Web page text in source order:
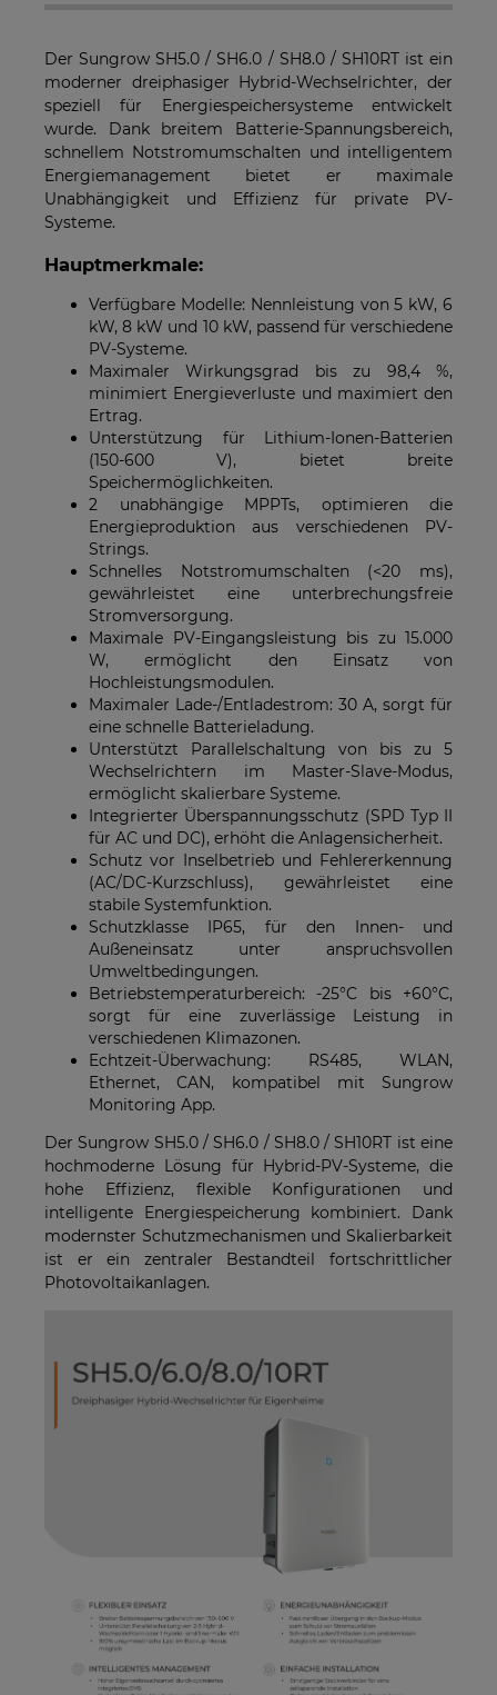
Der Sungrow SH5.0 / SH6.0 / SH8.0 / SH10RT ist ein
moderner dreiphasiger Hybrid-Wechselrichter, der
speziell für Energiespeichersysteme entwickelt
wurde. Dank breitem Batterie-Spannungsbereich,
schnellem Notstromumschalten und intelligentem
Energiemanagement bietet er maximale
Unabhängigkeit und Effizienz für private PV-
Systeme.
Hauptmerkmale:
Verfügbare Modelle: Nennleistung von 5 kW, 6
kW, 8 kW und 10 kW, passend für verschiedene
PV-Systeme.
Maximaler Wirkungsgrad bis zu 98,4 %,
minimiert Energieverluste und maximiert den
Ertrag.
Unterstützung für Lithium-Ionen-Batterien
(150-600 V), bietet breite
Speichermöglichkeiten.
2 unabhängige MPPTs, optimieren die
Energieproduktion aus verschiedenen PV-
Strings.
Schnelles Notstromumschalten (<20 ms),
gewährleistet eine unterbrechungsfreie
Stromversorgung.
Maximale PV-Eingangsleistung bis zu 15.000
W, ermöglicht den Einsatz von
Hochleistungsmodulen.
Maximaler Lade-/Entladestrom: 30 A, sorgt für
eine schnelle Batterieladung.
Unterstützt Parallelschaltung von bis zu 5
Wechselrichtern im Master-Slave-Modus,
ermöglicht skalierbare Systeme.
Integrierter Überspannungsschutz (SPD Typ II
für AC und DC), erhöht die Anlagensicherheit.
Schutz vor Inselbetrieb und Fehlererkennung
(AC/DC-Kurzschluss), gewährleistet eine
stabile Systemfunktion.
Schutzklasse IP65, für den Innen- und
Außeneinsatz unter anspruchsvollen
Umweltbedingungen.
Betriebstemperaturbereich: -25°C bis +60°C,
sorgt für eine zuverlässige Leistung in
verschiedenen Klimazonen.
Echtzeit-Überwachung: RS485, WLAN,
Ethernet, CAN, kompatibel mit Sungrow
Monitoring App.
Der Sungrow SH5.0 / SH6.0 / SH8.0 / SH10RT ist eine
hochmoderne Lösung für Hybrid-PV-Systeme, die
hohe Effizienz, flexible Konfigurationen und
intelligente Energiespeicherung kombiniert. Dank
modernster Schutzmechanismen und Skalierbarkeit
ist er ein zentraler Bestandteil fortschrittlicher
Photovoltaikanlagen.